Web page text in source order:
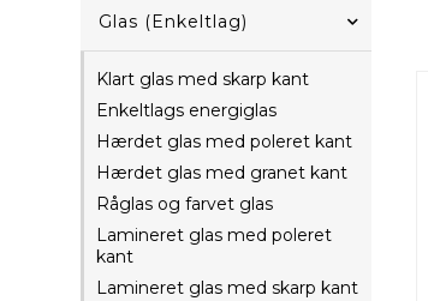
Glas (Enkeltlag)
Klart glas med skarp kant
Enkeltlags energiglas
Hærdet glas med poleret kant
Hærdet glas med granet kant
Råglas og farvet glas
Lamineret glas med poleret
kant
Lamineret glas med skarp kant